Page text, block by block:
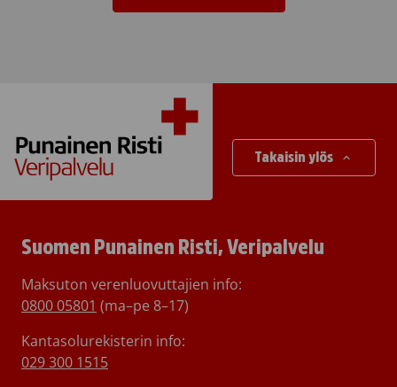
Takaisin ylös
Suomen Punainen Risti, Veripalvelu
Maksuton verenluovuttajien info:
0800 05801 (ma–pe 8–17)
Kantasolurekisterin info:
029 300 1515